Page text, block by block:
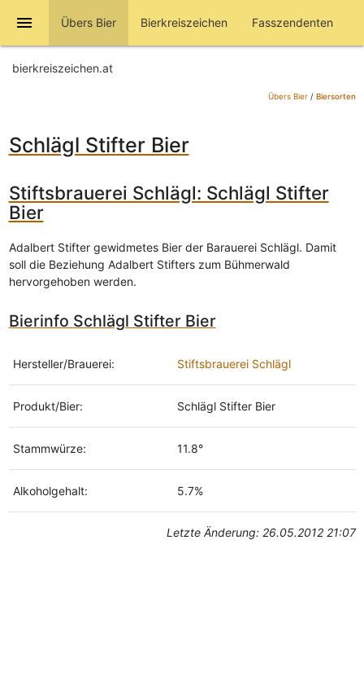
menu Übers Bier Bierkreiszeichen Fasszendenten
bierkreiszeichen.at
Übers Bier/ Biersorten
Schlägl Stifter Bier
Stiftsbrauerei Schlägl: Schlägl Stifter
Bier
Adalbert Stifter gewidmetes Bier der Barauerei Schlägl. Damit
soll die Beziehung Adalbert Stifters zum Bühmerwald
hervorgehoben werden.
Bierinfo Schlägl Stifter Bier
Hersteller/Brauerei: Stiftsbrauerei Schlägl
Produkt/Bier: Schlägl Stifter Bier
Stammwürze: 11.8°
Alkoholgehalt: 5.7%
Letzte Änderung: 26.05.2012 21:07